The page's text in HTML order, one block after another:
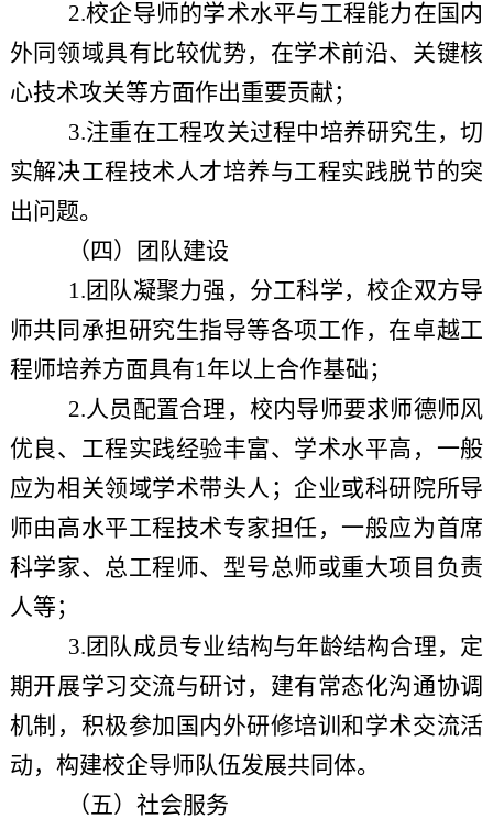
2.校企导师的学术水平与工程能力在国内
外同领域具有比较优势，在学术前沿、关键核
心技术攻关等方面作出重要贡献；
3.注重在工程攻关过程中培养研究生，切
实解决工程技术人才培养与工程实践脱节的突
出问题。
（四）团队建设
1.团队凝聚力强，分工科学，校企双方导
师共同承担研究生指导等各项工作，在卓越工
程师培养方面具有1年以上合作基础；
2.人员配置合理，校内导师要求师德师风
优良、工程实践经验丰富、学术水平高，一般
应为相关领域学术带头人；企业或科研院所导
师由高水平工程技术专家担任，一般应为首席
科学家、总工程师、型号总师或重大项目负责
人等；
3.团队成员专业结构与年龄结构合理，定
期开展学习交流与研讨，建有常态化沟通协调
机制，积极参加国内外研修培训和学术交流活
动，构建校企导师队伍发展共同体。
（五）社会服务